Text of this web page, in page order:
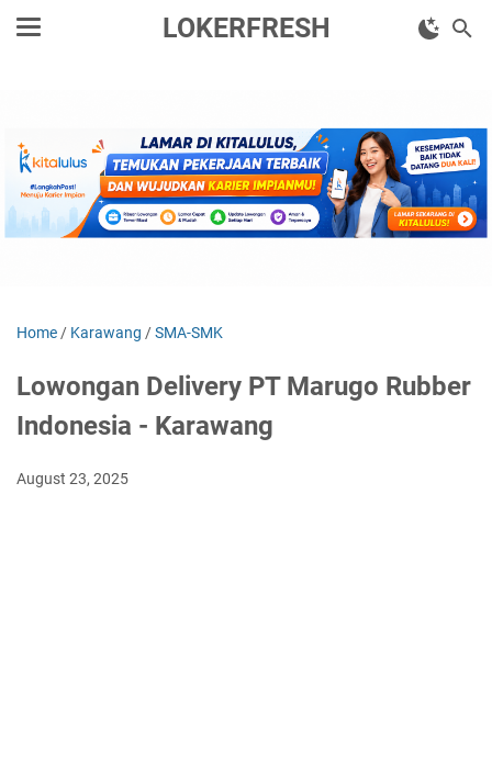
LOKERFRESH
Home / Karawang /SMA-SMK
Lowongan Delivery PT Marugo Rubber
Indonesia - Karawang
August 23, 2025